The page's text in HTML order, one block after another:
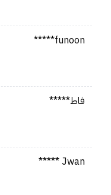
funoon*****
فاط*****
Jwan *****